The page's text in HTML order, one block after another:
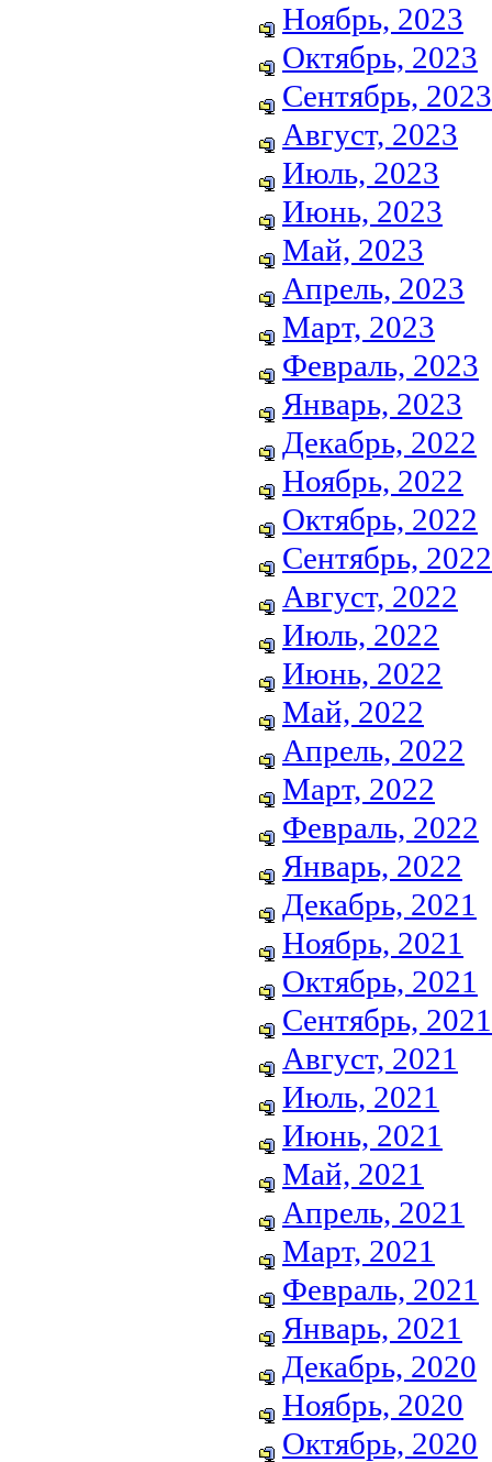
Ноябрь, 2023
Октябрь, 2023
Сентябрь, 2023
Август, 2023
Июль, 2023
Июнь, 2023
Май, 2023
Апрель, 2023
Март, 2023
Февраль, 2023
Январь, 2023
Декабрь, 2022
Ноябрь, 2022
Октябрь, 2022
Сентябрь, 2022
Август, 2022
Июль, 2022
Июнь, 2022
Май, 2022
Апрель, 2022
Март, 2022
Февраль, 2022
Январь, 2022
Декабрь, 2021
Ноябрь, 2021
Октябрь, 2021
Сентябрь, 2021
Август, 2021
Июль, 2021
Июнь, 2021
Май, 2021
Апрель, 2021
Март, 2021
Февраль, 2021
Январь, 2021
Декабрь, 2020
Ноябрь, 2020
Октябрь, 2020